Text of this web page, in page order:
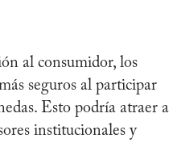
al consumidor, los
seguros al participar
Esto podría atraer a
institucionales y